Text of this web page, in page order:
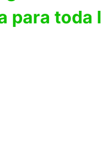
para toda